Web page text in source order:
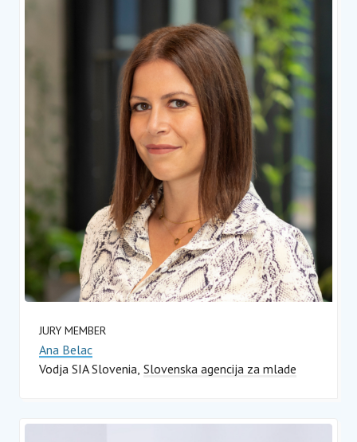
JURY MEMBER
Ana Belac
Vodja SIA Slovenia Slovenska agencija za mlade